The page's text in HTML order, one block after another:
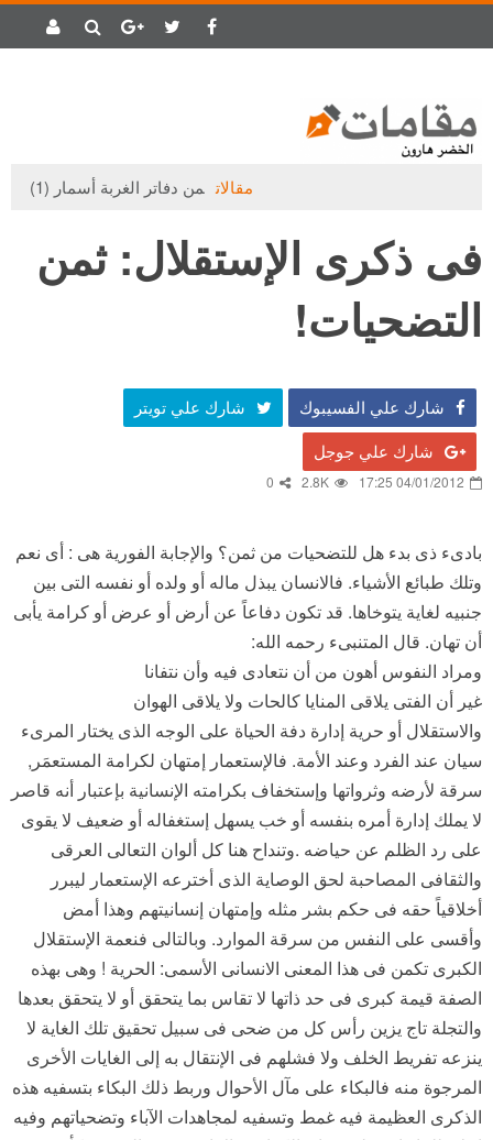
مقالات من دفاتر الغربة أسمار (1)
فى ذكرى الإستقلال: ثمن
التضحيات!
شارك علي الفسيبوك شارك علي تويتر
شارك علي جوجل
04/01/2012 17:25
2.8K
0
بادىء ذى بدء هل للتضحيات من ثمن؟ والإجابة الفورية هى : أى نعم
وتلك طبائع الأشياء. فالانسان يبذل ماله أو ولده أو نفسه التى بين
جنبيه لغاية يتوخاها. قد تكون دفاعاً عن أرض أو عرض أو كرامة يأبى
أن تهان. قال المتنبىء رحمه الله:
ومراد النفوس أهون من أن نتعادى فيه وأن نتفانا
غير أن الفتى يلاقى المنايا كالحات ولا يلاقى الهوان
والاستقلال أو حرية إدارة دفة الحياة على الوجه الذى يختار المرىء
سيان عند الفرد وعند الأمة. فالإستعمار إمتهان لكرامة المستعمَر,
سرقة لأرضه وثرواتها وإستخفاف بكرامته الإنسانية بإعتبار أنه قاصر
لا يملك إدارة أمره بنفسه أو خب يسهل إستغفاله أو ضعيف لا يقوى
على رد الظلم عن حياضه .وتنداح هنا كل ألوان التعالى العرقى
والثقافى المصاحبة لحق الوصاية الذى أخترعه الإستعمار ليبرر
أخلاقياً حقه فى حكم بشر مثله وإمتهان إنسانيتهم وهذا أمض
وأقسى على النفس من سرقة الموارد. وبالتالى فنعمة الإستقلال
الكبرى تكمن فى هذا المعنى الانسانى الأسمى: الحرية ! وهى بهذه
الصفة قيمة كبرى فى حد ذاتها لا تقاس بما يتحقق أو لا يتحقق بعدها
والتجلة تاج يزين رأس كل من ضحى فى سبيل تحقيق تلك الغاية لا
ينزعه تفريط الخلف ولا فشلهم فى الإنتقال به إلى الغايات الأخرى
المرجوة منه فالبكاء على مآل الأحوال وربط ذلك البكاء بتسفيه هذه
الذكرى العظيمة فيه غمط وتسفيه لمجاهدات الآباء وتضحياتهم وفيه